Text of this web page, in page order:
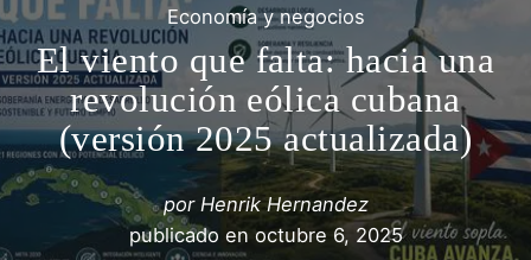
Economía y negocios
El viento que falta: hacia una
revolución eólica cubana
(versión 2025 actualizada)
por Henrik Hernandez
publicado en octubre 6, 2025